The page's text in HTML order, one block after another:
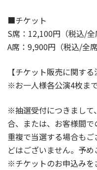
■チケット
S席：12,100円（税込/
A席：9,900円（税込/全席
【チケット販売に関する
※お一人様各公演4枚ま
※抽選受付につきまして
合、または、お客様間
重複で当選する場合も
どはございません。予め
※チケットのお申込みを